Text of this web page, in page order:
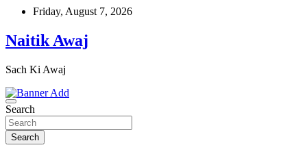
Skip
content
Friday, August 7, 2026
Naitik Awaj
Sach Ki Awaj
Search
Search